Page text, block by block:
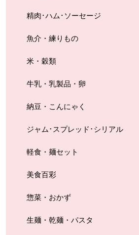
精肉･ハム･ソーセージ
魚介・練りもの
米・穀類
牛乳・乳製品・卵
納豆・こんにゃく
ジャム･スプレッド･シリアル
軽食・麺セット
美食百彩
惣菜・おかず
生麺・乾麺・パスタ